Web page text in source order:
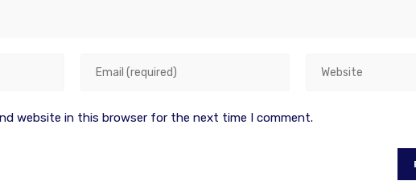
website in this browser for the next time I comment.